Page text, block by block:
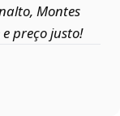
Montes
preço justo!